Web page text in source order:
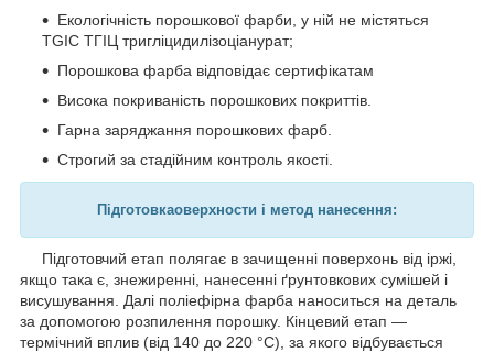
Екологічність порошкової фарби, у ній не містяться
TGIC ТГІЦ тригліцидилізоціанурат;
Порошкова фарба відповідає сертифікатам
Висока покриваність порошкових покриттів.
Гарна заряджання порошкових фарб.
Строгий за стадійним контроль якості.
Підготовкаоверхности і метод нанесення:
Підготовчий етап полягає в зачищенні поверхонь від іржі,
якщо така є, знежиренні, нанесенні ґрунтовкових сумішей і
висушування. Далі поліефірна фарба наноситься на деталь
за допомогою розпилення порошку. Кінцевий етап —
термічний вплив (від 140 до 220 °C), за якого відбувається